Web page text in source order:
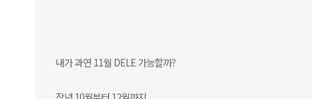
내가 과연 11월 DELE 가능할까?